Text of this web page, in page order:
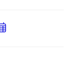
Přidat